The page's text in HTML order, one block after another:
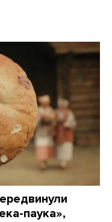
паука»,